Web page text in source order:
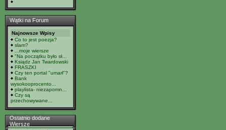
Wątki na Forum
Najnowsze Wpisy
Co to jest poezja?
slam?
...moje wiersze
"Na początku było sł...
Ksiądz Jan Twardowski
FRASZKI
Czy ten portal "umarł"?
Bank
wysokooprocento...
playlista- niezapomn...
Czy są
przechowywane...
Ostatnio dodane
Wiersze